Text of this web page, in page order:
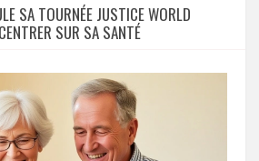
SA TOURNÉE JUSTICE WORLD
SUR SA SANTÉ